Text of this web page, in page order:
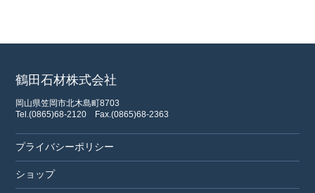
鶴田石材株式会社
岡山県笠岡市北木島町8703
Tel.(0865)68-2120
Fax.(0865)68-2363
プライバシーポリシー
ショップ